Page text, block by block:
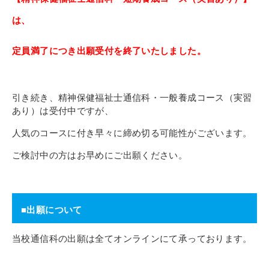
個人情報の取り扱いについて
1号館総合受付：〒194-0022 東京都町田市森野1-7-8
は、
定員満了につき出願受付を終了いたしました。
引き続き、精神保健福祉士通信科・一般養成コース（実習
あり）は受付中ですが、
人気のコースに付き早々に締め切る可能性がございます。
ご検討中の方はお早めにご出願ください。
■出願について
当校通信科の出願は全てオンラインにて承っております。